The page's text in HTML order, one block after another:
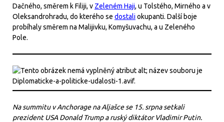
Dačného, směrem k Filiji, v Zeleném Haji, u Tolstého, Mirného a v
Oleksandrohradu, do kterého se dostaliokupanti. Další boje
probíhaly směrem na Malijivku, Komyšuvachu, a u Zeleného
Pole.
Na summitu v Anchorage na Aljašce se 15. srpna setkali
prezident USA Donald Trump a ruský diktátor Vladimir Putin.